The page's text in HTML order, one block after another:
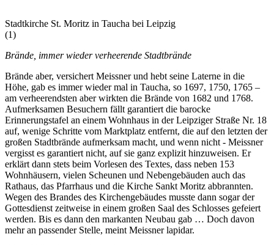
Stadtkirche St. Moritz in Taucha bei Leipzig
(1)
Brände, immer wieder verheerende Stadtbrände
Brände aber, versichert Meissner und hebt seine Laterne in die
Höhe, gab es immer wieder mal in Taucha, so 1697, 1750, 1765 –
am verheerendsten aber wirkten die Brände von 1682 und 1768.
Aufmerksamen Besuchern fällt garantiert die barocke
Erinnerungstafel an einem Wohnhaus in der Leipziger Straße Nr. 18
auf, wenige Schritte vom Marktplatz entfernt, die auf den letzten der
großen Stadtbrände aufmerksam macht, und wenn nicht - Meissner
vergisst es garantiert nicht, auf sie ganz explizit hinzuweisen. Er
erklärt dann stets beim Vorlesen des Textes, dass neben 153
Wohnhäusern, vielen Scheunen und Nebengebäuden auch das
Rathaus, das Pfarrhaus und die Kirche Sankt Moritz abbrannten.
Wegen des Brandes des Kirchengebäudes musste dann sogar der
Gottesdienst zeitweise in einem großen Saal des Schlosses gefeiert
werden. Bis es dann den markanten Neubau gab … Doch davon
mehr an passender Stelle, meint Meissner lapidar.